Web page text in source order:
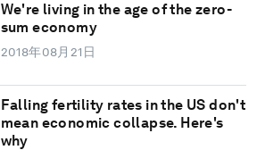
We're living in the age of the zero-
sum economy
2018年08月21日
Falling fertility rates in the US don't
mean economic collapse. Here's
why